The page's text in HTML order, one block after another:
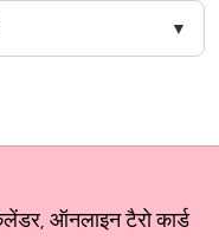
ऑनलाइन टैरो कार्ड